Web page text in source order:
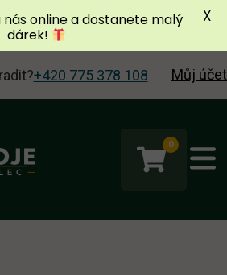
+420 775 378 108 Můj účet
0
nás online a dostanete malý
dárek!
X